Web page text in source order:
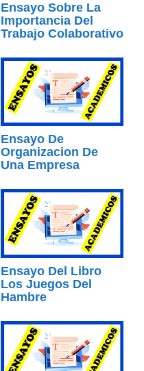
Ensayo Sobre La
Importancia Del
Trabajo Colaborativo
Ensayo De
Organizacion De
Una Empresa
Ensayo Del Libro
Los Juegos Del
Hambre